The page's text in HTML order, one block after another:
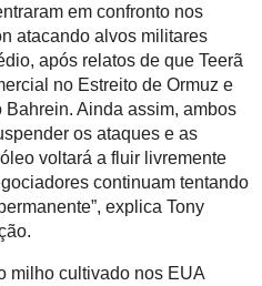
em confronto nos
atacando alvos militares
após relatos de que Teerã
no Estreito de Ormuz e
Ainda assim, ambos
os ataques e as
voltará a fluir livremente
continuam tentando
explica Tony
milho cultivado nos EUA